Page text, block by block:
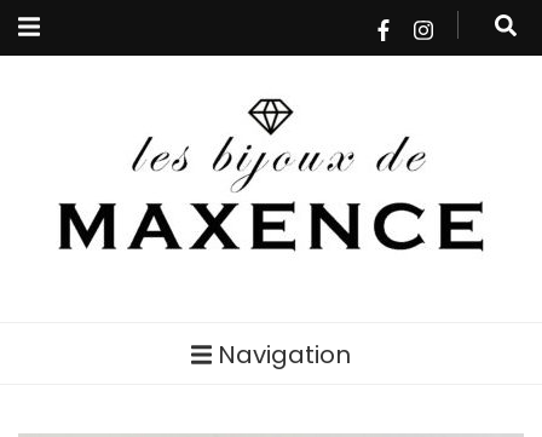
MAXENCE
Navigation